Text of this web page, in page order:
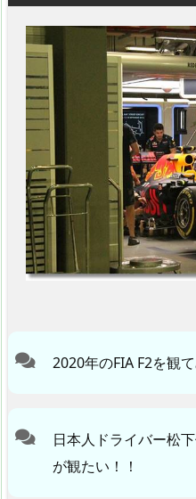
2020年のFIA F2を観て
日本人ドライバー松
が観たい！！